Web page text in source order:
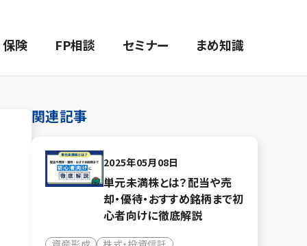
保険 FP相談 セミナー まめ知識
関連記事
2025年05月08日
単元未満株とは？配当や売
却・優待・おすすめ銘柄まで初
心者向けに徹底解説